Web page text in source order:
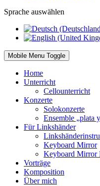
Sprache auswählen
Mobile Menu Toggle
Home
Unterricht
Cellounterricht
Konzerte
Solokonzerte
Ensemble „plata
Für Linkshänder
Keyboard Mirror
Keyboard Mirror
Vorträge
Komposition
Über mich